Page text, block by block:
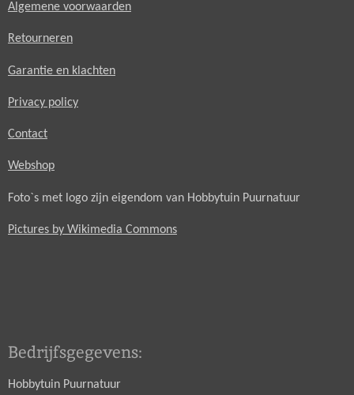
Algemene voorwaarden
Retourneren
Garantie en klachten
Privacy policy
Contact
Webshop
Foto`s met logo zijn eigendom van Hobbytuin Puurnatuur
Pictures by Wikimedia Commons
Bedrijfsgegevens:
Hobbytuin Puurnatuur